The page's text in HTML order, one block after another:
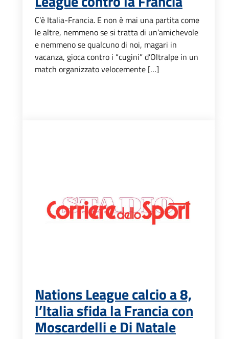
C’è Italia-Francia. E non è mai una partita come
le altre, nemmeno se si tratta di un’amichevole
e nemmeno se qualcuno di noi, magari in
vacanza, gioca contro i “cugini” d’Oltralpe in un
match organizzato velocemente […]
Nations League calcio a 8,
l’Italia sfida la Francia con
Moscardelli e Di Natale